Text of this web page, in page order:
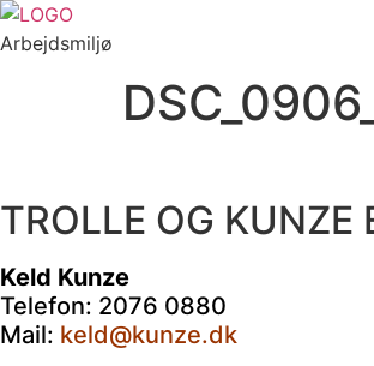
Videre
til
Arbejdsmiljø
TROLLE OG KUNZE
Keld Kunze
Telefon: 2076 0880
Mail: keld@kunze.dk